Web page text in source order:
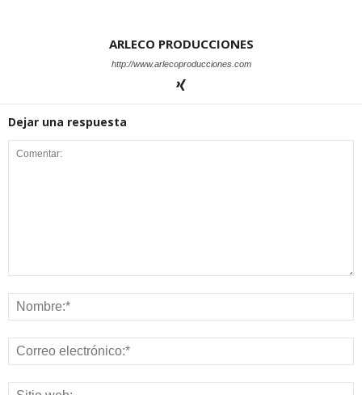
ARLECO PRODUCCIONES
http://www.arlecoproducciones.com
Dejar una respuesta